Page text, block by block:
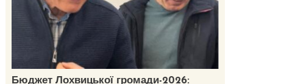
Бюджет Лохвицької громади-2026: